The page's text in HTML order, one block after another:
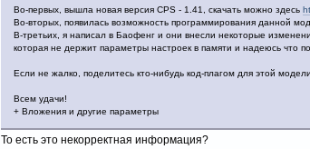
Во-первых, вышла новая версия CPS - 1.41, скачать можно здесь
Во-вторых, появилась возможность программирования данной
В-третьих, я написал в Баофенг и они внесли некоторые
которая не держит параметры настроек в памяти и надеюсь что
Если не жалко, поделитесь кто-нибудь код-плагом для этой
Всем удачи!
+ Вложения и другие параметры
То есть это некорректная информация?